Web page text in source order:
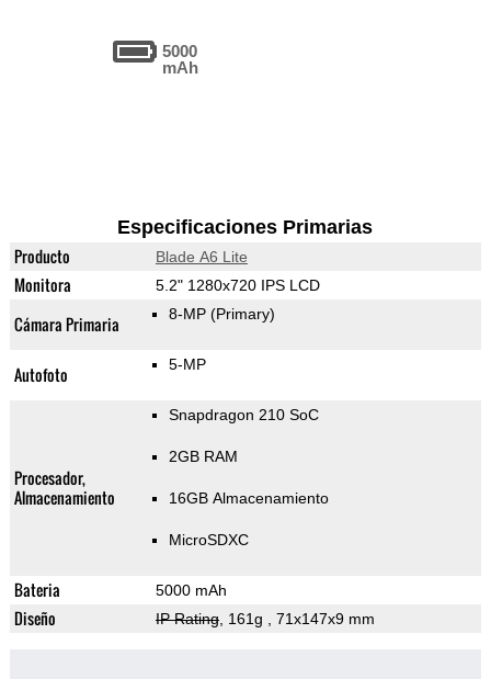
5000
mAh
Especificaciones Primarias
Producto Blade A6 Lite
Monitora 5.2" 1280x720 IPS LCD
Cámara Primaria 8-MP (Primary)
Autofoto 5-MP
Procesador,
Almacenamiento
Snapdragon 210 SoC
2GB RAM
16GB Almacenamiento
MicroSDXC
Bateria 5000 mAh
Diseño IP Rating, 161g , 71x147x9 mm